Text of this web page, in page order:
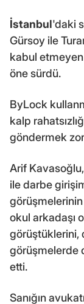
İstanbul'daki
Gürsoy ile
kabul etmeyen
öne sürdü.
ByLock
kalp
göndermek
Arif
ile darbe
okul arkadaşı
görüştüklerini,
görüşmelerde
etti.
Sanığın